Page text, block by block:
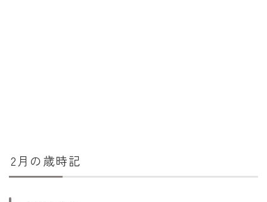
2月の歳時記